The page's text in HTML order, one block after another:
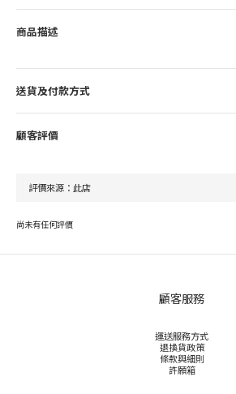
商品描述
送貨及付款方式
顧客評價
尚未有任何評價
顧客服務
運送服務方式
退換貨政策
條款與細則
許願箱